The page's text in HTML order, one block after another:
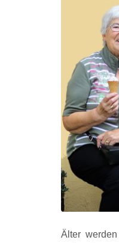
Älter